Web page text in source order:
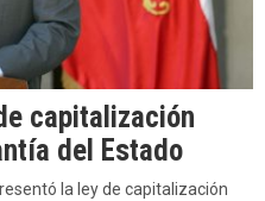
capitalización
del Estado
la ley de capitalización